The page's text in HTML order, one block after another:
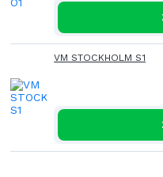
VM STOCKHOLM S1